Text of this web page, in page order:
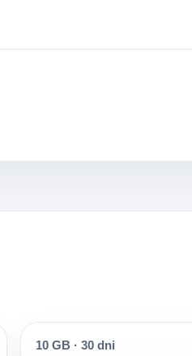
10 GB · 30 dni